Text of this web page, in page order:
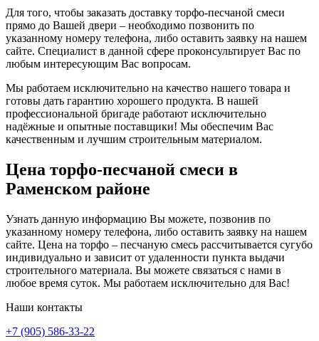
Для того, чтобы заказать доставку торфо-песчаной смеси
прямо до Вашей двери – необходимо позвонить по
указанному номеру телефона, либо оставить заявку на нашем
сайте. Специалист в данной сфере проконсультирует Вас по
любым интересующим Вас вопросам.
Мы работаем исключительно на качество нашего товара и
готовы дать гарантию хорошего продукта. В нашей
профессиональной бригаде работают исключительно
надёжные и опытные поставщики! Мы обеспечим Вас
качественным и лучшим строительным материалом.
Цена торфо-песчаной смеси в
Раменском районе
Узнать данную информацию Вы можете, позвонив по
указанному номеру телефона, либо оставить заявку на нашем
сайте. Цена на торфо – песчаную смесь рассчитывается сугубо
индивидуально и зависит от удаленности пункта выдачи
строительного материала. Вы можете связаться с нами в
любое время суток. Мы работаем исключительно для Вас!
Наши контакты
+7 (905) 586-33-22